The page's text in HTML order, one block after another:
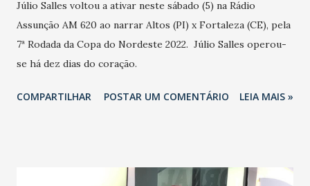
Júlio Salles voltou a ativar neste sábado (5) na Rádio
Assunção AM 620 ao narrar Altos (PI) x Fortaleza (CE), pela
7ª Rodada da Copa do Nordeste 2022. Júlio Salles operou-
se há dez dias do coração.
COMPARTILHAR POSTAR UM COMENTÁRIO LEIA MAIS »